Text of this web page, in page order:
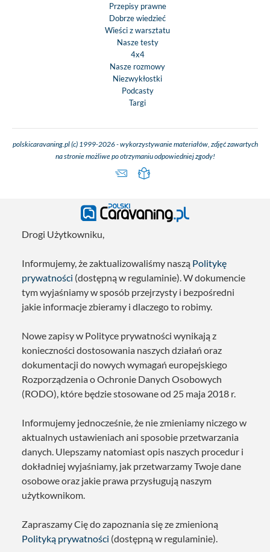
Przepisy prawne
Dobrze wiedzieć
Wieści z warsztatu
Nasze testy
4x4
Nasze rozmowy
Niezwykłostki
Podcasty
Targi
polskicaravaning.pl (c) 1999-2026 - wykorzystywanie materiałów, zdjęć zawartych
na stronie możliwe po otrzymaniu odpowiedniej zgody!
Drogi Użytkowniku,
Informujemy, że zaktualizowaliśmy naszą Politykę
prywatności (dostępną w regulaminie). W dokumencie
tym wyjaśniamy w sposób przejrzysty i bezpośredni
jakie informacje zbieramy i dlaczego to robimy.
Nowe zapisy w Polityce prywatności wynikają z
konieczności dostosowania naszych działań oraz
dokumentacji do nowych wymagań europejskiego
Rozporządzenia o Ochronie Danych Osobowych
(RODO), które będzie stosowane od 25 maja 2018 r.
Informujemy jednocześnie, że nie zmieniamy niczego w
aktualnych ustawieniach ani sposobie przetwarzania
danych. Ulepszamy natomiast opis naszych procedur i
dokładniej wyjaśniamy, jak przetwarzamy Twoje dane
osobowe oraz jakie prawa przysługują naszym
użytkownikom.
Zapraszamy Cię do zapoznania się ze zmienioną
Polityką prywatności (dostępną w regulaminie).